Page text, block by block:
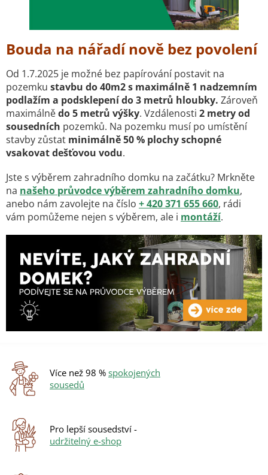
Bouda na nářadí nově bez povolení
Od 1.7.2025 je možné bez papírování postavit na
pozemku stavbu do 40m2 s maximálně 1 nadzemním
podlažím a podsklepení do 3 metrů hloubky. Zároveň
maximálnědo 5 metrů výšky. Vzdálenosti 2 metry od
sousedních pozemků. Na pozemku musí po umístění
stavby zůstat minimálně 50 % plochy schopné
vsakovat dešťovou vodu.
Jste s výběrem zahradního domku na začátku? Mrkněte
na našeho průvodce výběrem zahradního domku,
anebo nám zavolejte na číslo + 420 371 655 660, rádi
vám pomůžeme nejen s výběrem, ale i montáží.
Více než 98 % spokojených
sousedů
Pro lepší sousedství -
udržitelný e-shop